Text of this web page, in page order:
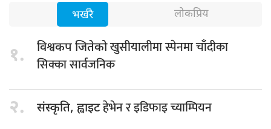
भर्खरै लोकप्रिय
१. विश्वकप जितेकोखुसीयालीमा स्पेनमा चाँदीका
सिक्का सार्वजनिक
२. संस्कृति, ह्वाइटहेभेन र इडिफाइ च्याम्पियन